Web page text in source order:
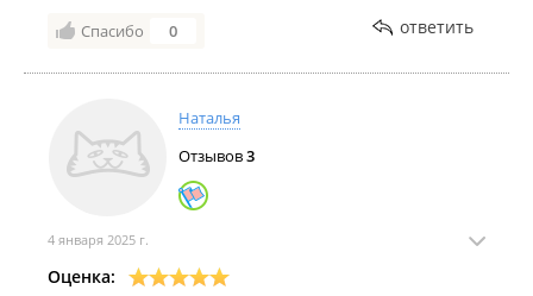
Но продавец не на своем месте,сказал смотрите
чтоб что то найти и прочитать. Осадок не
приятный.
Спасибо 0 ответить
Наталья
Отзывов3
4 января 2025 г.
Оценка: